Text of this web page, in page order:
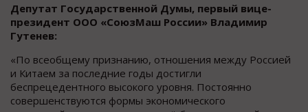
Депутат Государственной Думы, первый вице-
президент ООО «СоюзМаш России» Владимир
Гутенев:
«По всеобщему признанию, отношения между Россией
и Китаем за последние годы достигли
беспрецедентного высокого уровня. Постоянно
совершенствуются формы экономического